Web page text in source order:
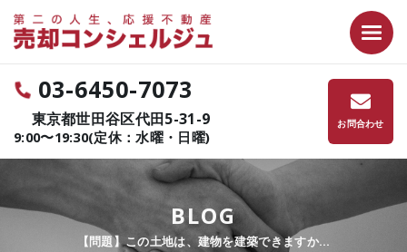
03-6450-7073
東京都世田谷区代田5-31-9
9:00〜19:30(定休：水曜・日曜)
お問合わせ
BLOG
【問題】この土地は、建物を建築できますか…